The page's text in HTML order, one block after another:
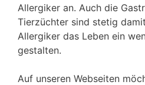
Allergiker an. Auch die
Tierzüchter sind stetig
Allergiker das Leben ein
gestalten.
Auf unseren Webseiten